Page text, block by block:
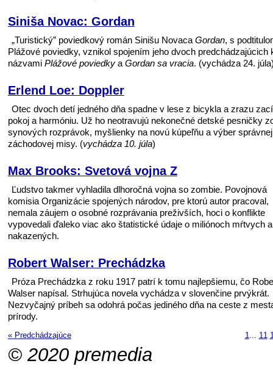
Siniša Novac: Gordan
„Turistický” poviedkový román Sinišu NovacaGordan, s
Plážové poviedky, vznikol spojením jeho dvoch predchádzajúcich
názvami Plážové poviedkya Gordan sa vracia. (vychádza 24.
Erlend Loe: Doppler
Otec dvoch detí jedného dňa spadne v lese z bicykla a zrazu
pokoj a harmóniu. Už ho neotravujú nekonečné detské pesničky
synových rozprávok, myšlienky na novú kúpeľňu a výber správnej
záchodovej misy. (vychádza 10. júla)
Max Brooks: Svetová vojna Z
Ľudstvo takmer vyhladila dlhoročná vojna so zombie. Povojnová
komisia Organizácie spojených národov, pre ktorú autor pracoval,
nemala záujem o osobné rozprávania preživších, hoci o konflikte
vypovedali ďaleko viac ako štatistické údaje o miliónoch mŕtvych a
nakazených.
Robert Walser: Prechádzka
Próza Prechádzka z roku 1917 patrí k tomu najlepšiemu, čo
Walser napísal. Strhujúca novela vychádza v slovenčine prvýkrát.
Nezvyčajný príbeh sa odohrá počas jediného dňa na ceste z
prírody.
« Predchádzajúce 1 11
© 2020 premedia